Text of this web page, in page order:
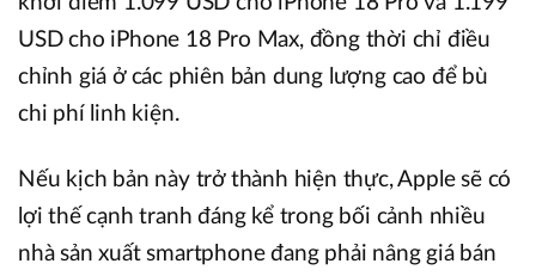
USD cho iPhone 18 Pro Max, đồng thời chỉ điều
chỉnh giá ở các phiên bản dung lượng cao để bù
chi phí linh kiện.
Nếu kịch bản này trở thành hiện thực, Apple sẽ có
lợi thế cạnh tranh đáng kể trong bối cảnh nhiều
nhà sản xuất smartphone đang phải nâng giá bán